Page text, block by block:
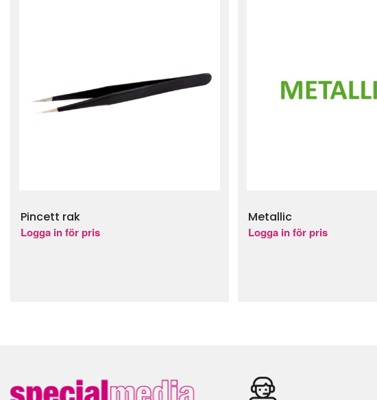
Pincett rak
Logga in för pris
Metallic
Logga in för pris